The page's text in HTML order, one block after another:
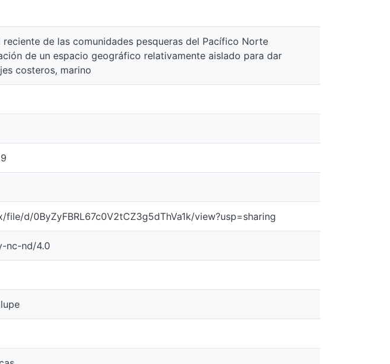
de las comunidades pesqueras del Pacífico Norte
de un espacio geográfico relativamente aislado para dar
costeros, marino
d/0ByZyFBRL67c0V2tCZ3g5dThVa1k/view?usp=sharing
nc-nd/4.0